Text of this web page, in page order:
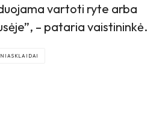
vartoti ryte arba
– pataria vaistininkė.